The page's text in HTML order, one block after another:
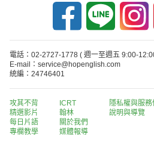
電話：02-2727-1778 ( 週一至週五 9:00-
E-mail：service@hopenglish.com
統編：24746401
攻其不背
精選影片
每日片語
專欄教學
ICRT
翰林
關於我們
媒體報導
隱私權與服務
說明與導覽